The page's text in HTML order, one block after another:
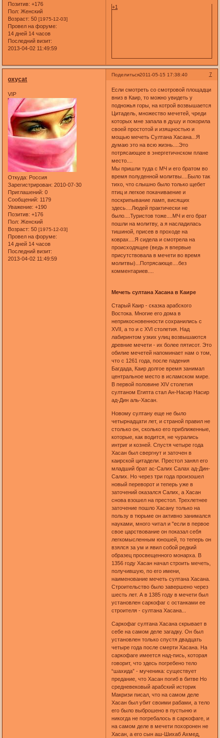
Позитив: +176
Пол: Женский
Возраст: 50[1975-12-03]
Провел на форуме:
14 дней 14 часов
Последний визит:
2013-04-02 11:49:59
+1
Поделиться 7
2011-05-15 17:38:40
oxycat
VIP
Откуда: Россия
Зарегистрирован: 2010-07-30
Приглашений: 0
Сообщений: 1179
Уважение: +190
Позитив: +176
Пол: Женский
Возраст: 50[1975-12-03]
Провел на форуме:
14 дней 14 часов
Последний визит:
2013-04-02 11:49:59
Если смотреть со смотровой площадци
вниз в Каир, то можно увидеть у
подножья горы, на котрой возвышается
Цитадель, множество мечетей, чреди
которых мне запала в душу и покорила
своей простотой и изящностью и
мощью мечеть Султана Хасана...Я
думаю это на всю жизнь....Это
потрясающее в энергетичнском плане
место....
Мы пришли туда с МЧ и его братом во
время полуденной молитвы....Было так
тихо, что слышно было только щебет
птиц и легкое покачиваение и
поскрипывание ламп, висящих
здесь....Людей практически не
было....Туристов тоже....МЧ и его брат
пошли на молитву, а я насладилась
тишиной, присев в проходе на
коврах....Я сидела и смотрела на
происходящее (ведь я впервые
присутствовала в мечети во время
молитвы)...Потрясающе....без
комментариев....
Мечеть султана Хасана в Каире
Старый Каир - сказка арабского
Востока. Многие его дома в
неприкосновенности сохранились с
XVII, а то и с XVI столетия. Над
лабиринтом узких улиц возвышаются
древние мечети - их более пятисот. Это
обилие мечетей напоминает нам о том,
что с 1261 года, после падения
Багдада, Каир долгое время занимал
центральное место в исламском мире.
В первой половине XIV столетия
султаном Египта стал Ан-Насир Насир
ад-Дин аль-Хасан.
Новому султану еще не было
четырнадцати лет, и страной правил не
столько он, сколько его приближенные,
которые, как водится, не чурались
интриг и козней. Спустя четыре года
Хасан был свергнут и заточен в
каирской цитадели. Престол занял его
младший брат ас-Салих Салах ад-Дин-
Салих. Но через три года произошел
новый переворот и теперь уже в
заточений оказался Салих, а Хасан
снова взошел на престол. Трехлетнее
заточение пошло Хасану только на
пользу в тюрьме он активно занимался
науками, много читал и "если в первое
свое царствование он показал себя
легкомысленным юношей, то теперь он
взялся за ум и явил собой редкий
образец просвещенного монарха. В
1356 году Хасан начал строить мечеть,
получившую, по его имени,
наименование мечеть султана Хасана.
Строительство было завершено через
шесть лет. А в 1385 году в мечети был
установлен саркофаг с останками ее
строителя - султана Хасана...
Саркофаг султана Хасана скрывает в
себе на самом деле загадку. Он был
установлен только спустя двадцать
четыре года после смерти Хасана. На
саркофаге имеется над-пись, которая
говорит, что здесь погребено тело
“шахида” - мученика: существует
предание, что Хасан погиб в битве Но
средневековый арабский историк
Макризи писал, что на самом деле
Хасан был убит своими рабами, а тело
его было выброшено в пустыню и
никогда не погребалось в саркофаге, и
на самом деле в мечети похоронен не
Хасан, а его сын аш-Шихаб Ахмед,